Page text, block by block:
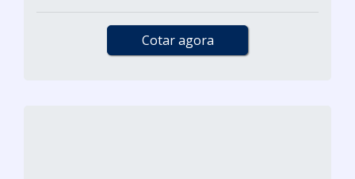
Cotar agora